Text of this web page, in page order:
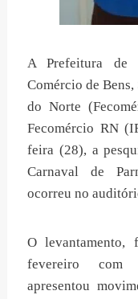
A Prefeitura de
Comércio de
do Norte
Fecomércio RN
feira (28), a
Carnaval de
ocorreu no
O
fevereiro com
apresentou